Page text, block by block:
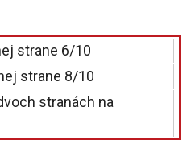
strane 6/10
strane 8/10
stranách na